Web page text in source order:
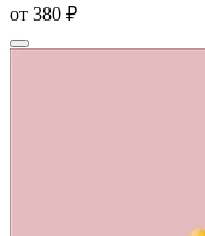
от 380 ₽